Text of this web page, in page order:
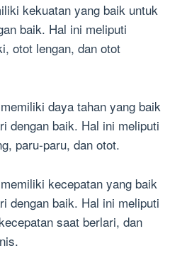
kekuatan yang baik untuk
baik. Hal ini meliputi
otot lengan, dan otot
daya tahan yang baik
dengan baik. Hal ini meliputi
paru-paru, dan otot.
kecepatan yang baik
dengan baik. Hal ini meliputi
saat berlari, dan